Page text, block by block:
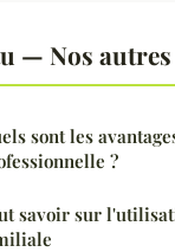
— Nos
sont les
?
savoir sur